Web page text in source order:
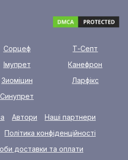
Сорцеф
Т-Септ
Імупрет
Канефрон
Зиоміцин
Ларфікс
Синупрет
Автори
Наші партнери
Політика конфіденційності
доставки та оплати